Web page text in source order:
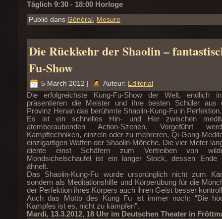
Täglich 9:30 - 18:00 Horloge
Publié dans Général , Mesure
Die Rückkehr der Shaolin –
Fu-Show
5 March 2012 | Auteur: Editorial
Die erfolgreichste Kung-Fu-Show der Welt, endlich
präsentieren die Meister und ihre besten Schüler aus
Provinz Henan das berühmte Shaolin-Kung-Fu in Perfektion.
Es ist ein schnelles Hin- und Her zwischen
atemberaubenden Action-Szenen. Vorgeführt
Kampftechniken, einzeln oder zu mehreren, Qi-Gong-
einzigartigen Waffen der Shaolin-Mönche. Die vier Meter
diente einst Schäfern zum Vertreiben von
Mondsichelschaufel ist ein langer Stock, dessen Ende
ähnelt.
Das Shaolin-Kung-Fu wurde ursprünglich nicht zum
sondern als Meditationshilfe und Körperübung für die
der Perfektion ihres Körpers auch ihren Geist besser
Auch das Motto des Kung Fu ist immer noch: “Die
Kampfes ist es, nicht zu kämpfen”.
Mardi, 13.3.2012, 18 Uhr im Deutschen Theater in